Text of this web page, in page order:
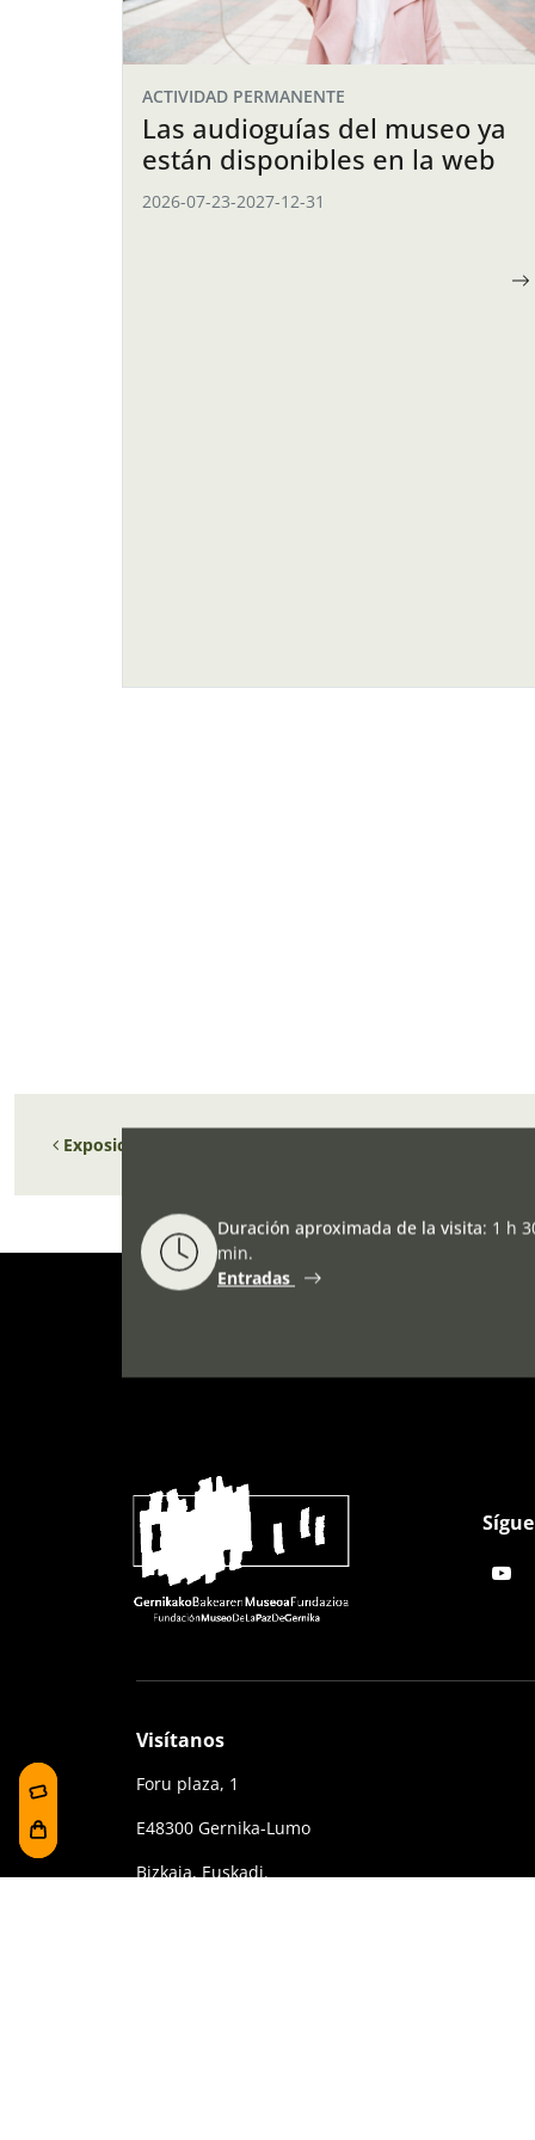
ACTIVIDAD PERMANENTE
Las audioguías del museo ya
están disponibles en la web
2026-07-23-2027-12-31
Navegación de entradas
Exposición Bertha Von Suttner: Una vida dedicada a la
Duración aproximada de la visita: 1 h
min.
Entradas
Visítanos
Foru plaza, 1
E48300 Gernika-Lumo
Bizkaia, Euskadi.